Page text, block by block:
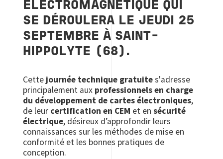
ELECTROMAGNÉTIQUE QUI
SE DÉROULERA LE JEUDI 25
SEPTEMBRE À SAINT-
HIPPOLYTE (68).
Cette journée technique gratuites'adresse
principalement aux professionnels en charge
du développement de cartes électroniques,
de leur certification en CEM et en sécurité
électrique, désireux d’approfondir leurs
connaissances sur les méthodes de mise en
conformité et les bonnes pratiques de
conception.